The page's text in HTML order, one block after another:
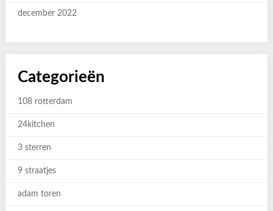
december 2022
Categorieën
108 rotterdam
24kitchen
3 sterren
9 straatjes
adam toren